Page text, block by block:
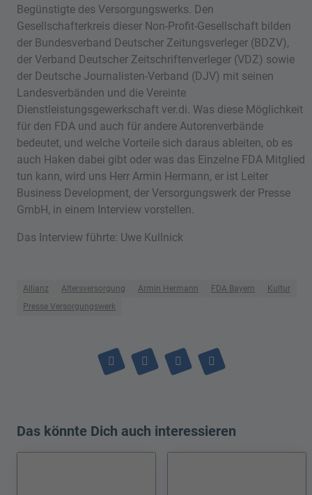
Begünstigte des Versorgungswerks. Den
Gesellschafterkreis dieser Non-Profit-Gesellschaft bilden
der Bundesverband Deutscher Zeitungsverleger (BDZV),
der Verband Deutscher Zeitschriftenverleger (VDZ) sowie
der Deutsche Journalisten-Verband (DJV) mit seinen
Landesverbänden und die Vereinte
Dienstleistungsgewerkschaft ver.di. Was diese Möglichkeit
für den FDA und auch für andere Autorenverbände
bedeutet, und welche Vorteile sich daraus ableiten, ob es
auch Haken dabei gibt oder was das Einzelne FDA Mitglied
tun kann, wird uns Herr Armin Hermann, er ist Leiter
Business Development, der Versorgungswerk der Presse
GmbH, in einem Interview vorstellen.
Das Interview führte: Uwe Kullnick
Allianz Altersversorgung Armin Hermann FDA Bayern
Kultur
Presse Versorgungswerk
Das könnte Dich auch interessieren